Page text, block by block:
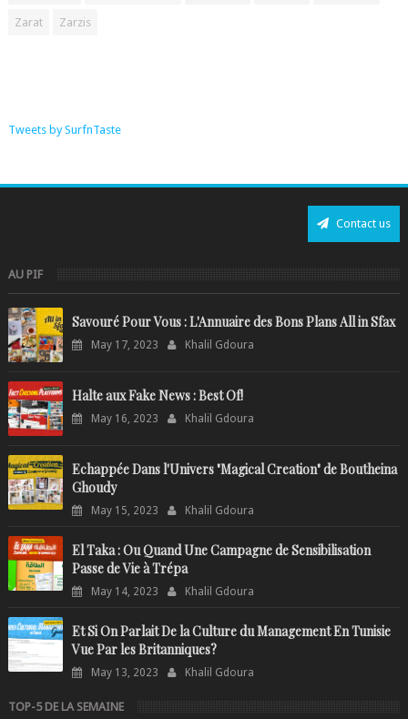
Zarat Zarzis
Tweets by SurfnTaste
Contact us
AU PIF
Savouré Pour Vous : L'Annuaire des Bons Plans All in Sfax
May 17, 2023 Khalil Gdoura
Halte aux Fake News : Best Of!
May 16, 2023 Khalil Gdoura
Echappée Dans l'Univers "Magical Creation" de Boutheina
Ghoudy
May 15, 2023 Khalil Gdoura
El Taka : Ou Quand Une Campagne de Sensibilisation
Passe de Vie à Trépa
May 14, 2023 Khalil Gdoura
Et Si On Parlait De la Culture du Management En Tunisie
Vue Par les Britanniques?
May 13, 2023 Khalil Gdoura
TOP-5 DE LA SEMAINE